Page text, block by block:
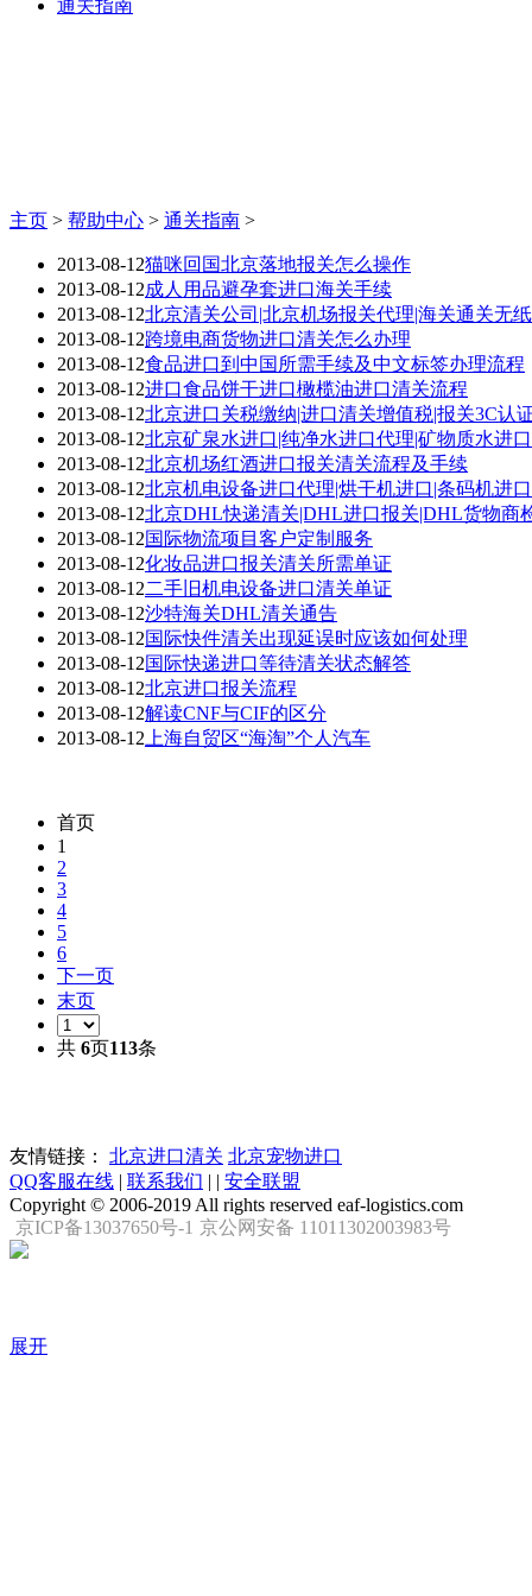
通关指南
主页 > 帮助中心 > 通关指南 >
2013-08-12猫咪回国北京落地报关怎么操作
2013-08-12成人用品避孕套进口海关手续
2013-08-12北京清关公司|北京机场报关代理|海关通关无
2013-08-12跨境电商货物进口清关怎么办理
2013-08-12食品进口到中国所需手续及中文标签办理流程
2013-08-12进口食品饼干进口橄榄油进口清关流程
2013-08-12北京进口关税缴纳|进口清关增值税|报关3C认
2013-08-12北京矿泉水进口|纯净水进口代理|矿物质水进
2013-08-12北京机场红酒进口报关清关流程及手续
2013-08-12北京机电设备进口代理|烘干机进口|条码机进口
2013-08-12北京DHL快递清关|DHL进口报关|DHL货物商
2013-08-12国际物流项目客户定制服务
2013-08-12化妆品进口报关清关所需单证
2013-08-12二手旧机电设备进口清关单证
2013-08-12沙特海关DHL清关通告
2013-08-12国际快件清关出现延误时应该如何处理
2013-08-12国际快递进口等待清关状态解答
2013-08-12北京进口报关流程
2013-08-12解读CNF与CIF的区分
2013-08-12 上海自贸区“海淘”个人汽车
首页
1
2
3
4
5
6
下一页
末页
共 6页113条
友情链接： 北京进口清关 北京宠物进口
QQ客服在线 | 联系我们 | | 安全联盟
Copyright © 2006-2019 All rights reserved eaf-logistics.com
京ICP备13037650号-1 京公网安备 11011302003983号
展开